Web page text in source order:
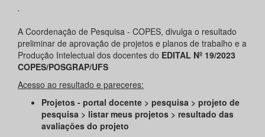
.
A Coordenação de Pesquisa - COPES, divulga o resultado
preliminar de aprovação de projetos e planos de trabalho e a
Produção Intelectual dos docentes do EDITAL Nº 19/2023
COPES/POSGRAP/UFS
Acesso ao resultado e pareceres:
Projetos - portal docente > pesquisa > projeto de
pesquisa > listar meus projetos > resultado das
avaliações do projeto